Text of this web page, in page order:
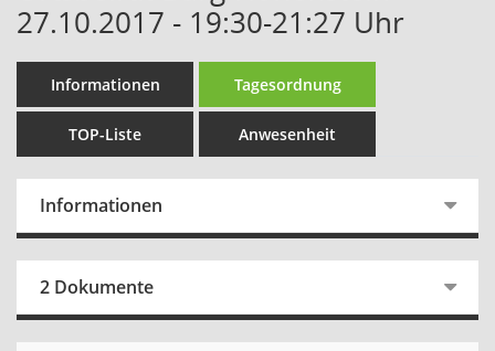
27.10.2017 - 19:30-21:27 Uhr
Informationen Tagesordnung
TOP-Liste Anwesenheit
Informationen
2 Dokumente